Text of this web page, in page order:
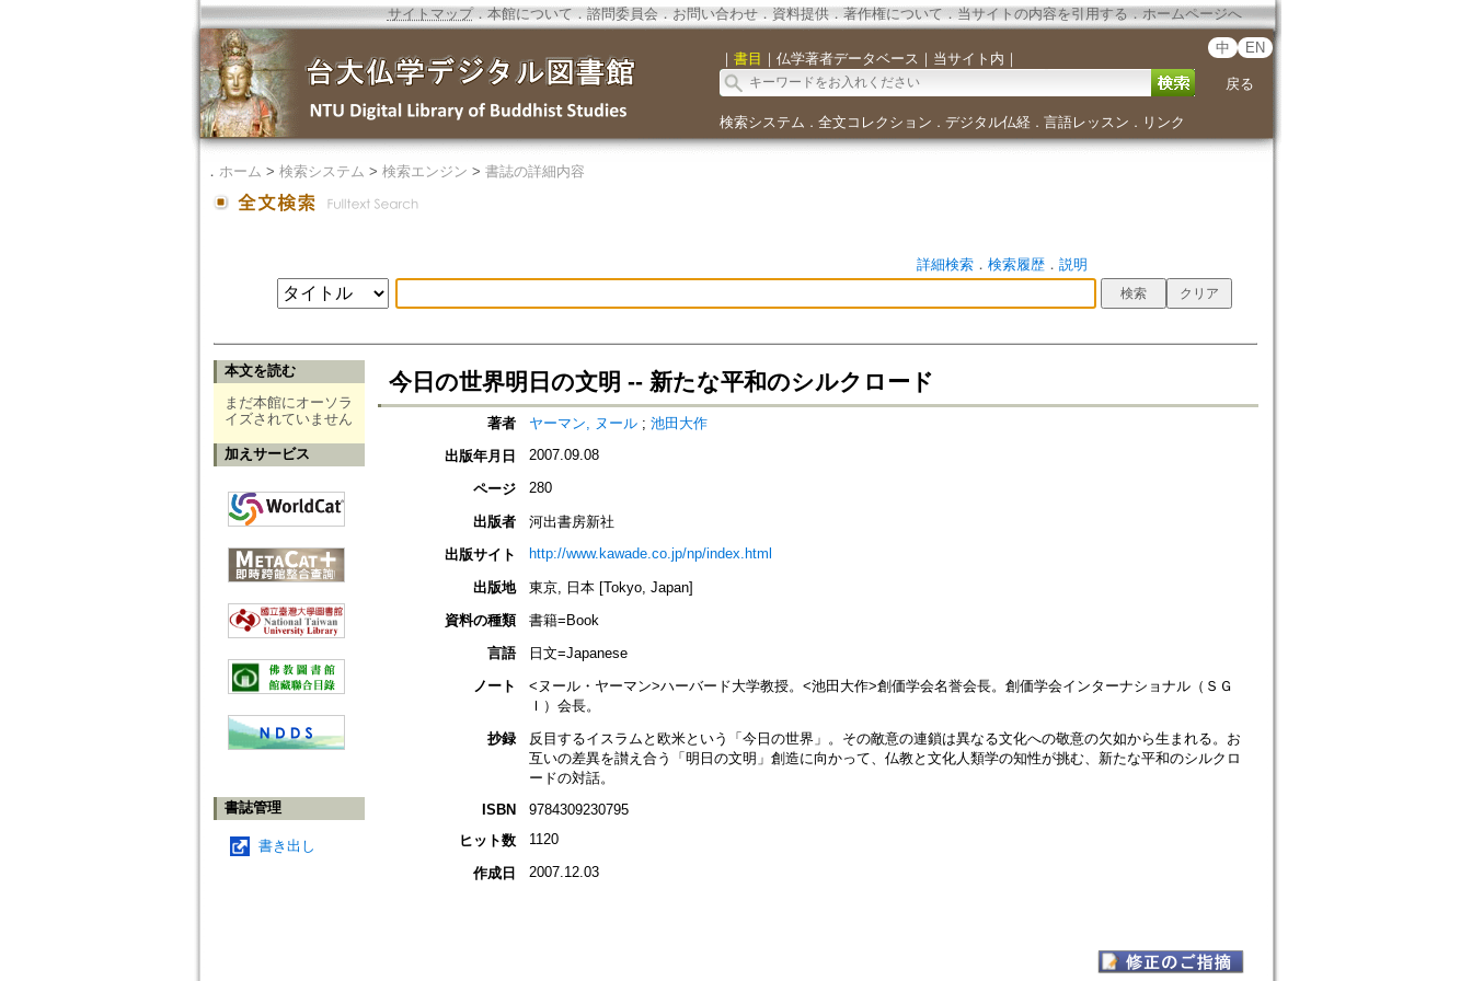
サイトマップ．本館について ． 諮問委員会． お問い合わせ． 資料提供． 著作権について．当サイトの内容を引用する ． ホームページへ
｜ 書目 ｜ 仏学著者データベース ｜ 当サイト内 ｜
中 EN
戻る
検索システム ． 全文コレクション ． デジタル仏経． 言語レッスン ． リンク
． ホーム > 検索システム > 検索エンジン > 書誌の詳細内容
詳細検索． 検索履歴． 説明
本文を読む
まだ本館にオーソラ
イズされていません
加えサービス
書誌管理
書き出し
今日の世界明日の文明 -- 新たな平和のシルクロード
著者 ヤーマン, ヌール ; 池田大作
出版年月日
2007.09.08
ページ 280
出版者
河出書房新社
出版サイト
http://www.kawade.co.jp/np/index.html
出版地
東京, 日本 [Tokyo, Japan]
資料の種類
書籍=Book
言語
日文=Japanese
ノート
<ヌール・ヤーマン>ハーバード大学教授。<池田大作>創価学会名誉会長。創価学会インターナショナル（ＳＧ
Ｉ）会長。
抄録
反目するイスラムと欧米という「今日の世界」。その敵意の連鎖は異なる文化への敬意の欠如から生まれる。お
互いの差異を讃え合う「明日の文明」創造に向かって、仏教と文化人類学の知性が挑む、新たな平和のシルクロ
ードの対話。
ISBN
9784309230795
ヒット数
1120
作成日 2007.12.03